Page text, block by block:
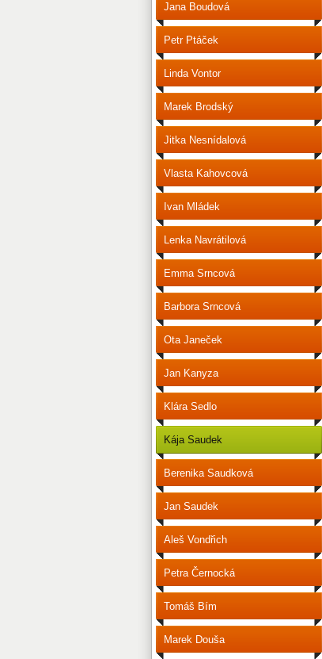
Jana Boudová
Petr Ptáček
Linda Vontor
Marek Brodský
Jitka Nesnídalová
Vlasta Kahovcová
Ivan Mládek
Lenka Navrátilová
Emma Srncová
Barbora Srncová
Ota Janeček
Jan Kanyza
Klára Sedlo
Kája Saudek
Berenika Saudková
Jan Saudek
Aleš Vondřich
Petra Černocká
Tomáš Bím
Marek Douša